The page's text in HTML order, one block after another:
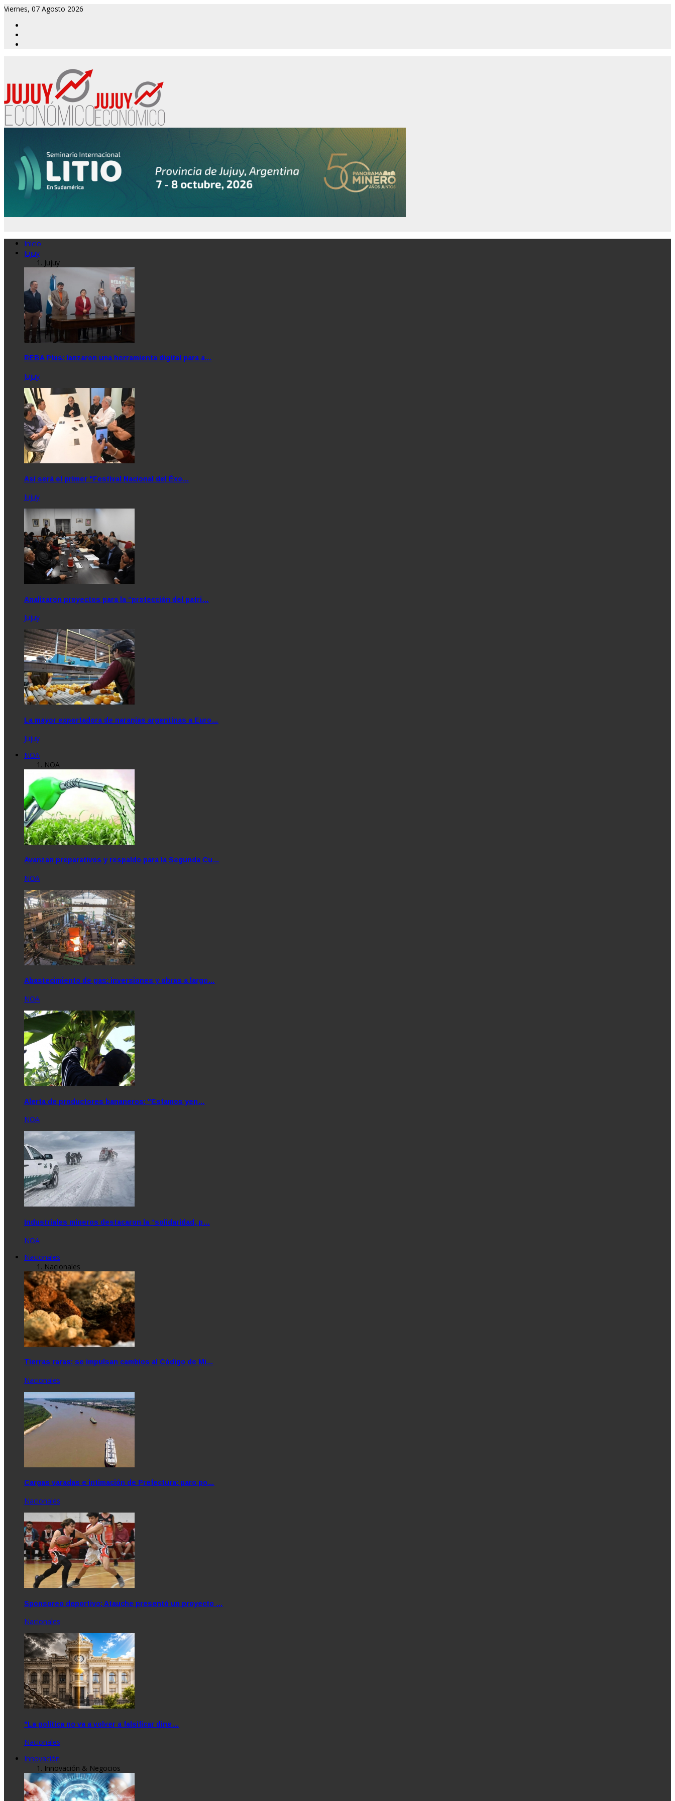
Viernes, 07 Agosto 2026
Inicio
Jujuy
Jujuy
REBA Plus: lanzaron una herramienta digital para a…
Jujuy
Así será el primer "Festival Nacional del Éxo…
Jujuy
Analizaron proyectos para la “protección del patri…
Jujuy
La mayor exportadora de naranjas argentinas a Euro…
Jujuy
NOA
NOA
Avanzan preparativos y respaldo para la Segunda Cu…
NOA
Abastecimiento de gas: inversiones y obras a largo…
NOA
Alerta de productores bananeros: "Estamos yen…
NOA
Industriales mineros destacaron la “solidaridad, p…
NOA
Nacionales
Nacionales
Tierras raras: se impulsan cambios al Código de Mi…
Nacionales
Cargas varadas e intimación de Prefectura: paro po…
Nacionales
Sponsoreo deportivo: Atauche presentó un proyecto …
Nacionales
"La política no va a volver a falsificar dine…
Nacionales
Innovación
Innovación & Negocios